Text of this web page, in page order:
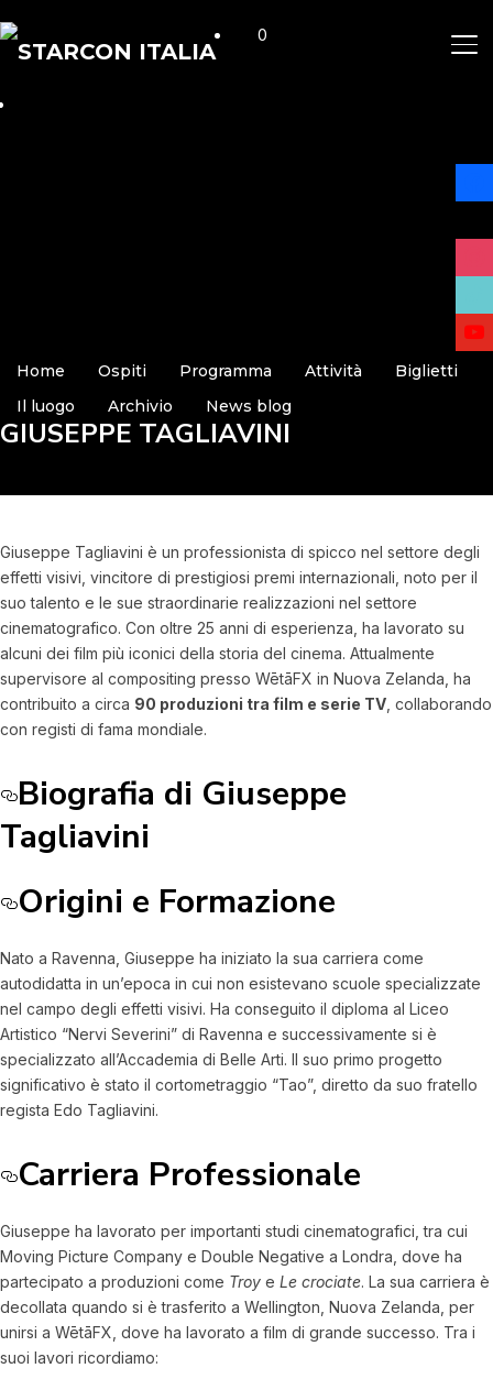
0
Home Ospiti Programma Attività
Biglietti
Il luogo
Archivio News blog
GIUSEPPE TAGLIAVINI
Giuseppe Tagliavini è un professionista di spicco nel settore degli
effetti visivi, vincitore di prestigiosi premi internazionali, noto per il
suo talento e le sue straordinarie realizzazioni nel settore
cinematografico. Con oltre 25 anni di esperienza, ha lavorato su
alcuni dei film più iconici della storia del cinema. Attualmente
supervisore al compositing presso WētāFX in Nuova Zelanda, ha
contribuito a circa 90 produzioni tra film e serie TV , collaborando
con registi di fama mondiale.
Biografia di Giuseppe
Tagliavini
Origini e Formazione
Nato a Ravenna, Giuseppe ha iniziato la sua carriera come
autodidatta in un’epoca in cui non esistevano scuole specializzate
nel campo degli effetti visivi. Ha conseguito il diploma al Liceo
Artistico “Nervi Severini” di Ravenna e successivamente si è
specializzato all’Accademia di Belle Arti. Il suo primo progetto
significativo è stato il cortometraggio “Tao”, diretto da suo fratello
regista Edo Tagliavini.
Carriera Professionale
Giuseppe ha lavorato per importanti studi cinematografici, tra cui
Moving Picture Company e Double Negative a Londra, dove ha
partecipato a produzioni come Troy e Le crociate. La sua carriera è
decollata quando si è trasferito a Wellington, Nuova Zelanda, per
unirsi a WētāFX, dove ha lavorato a film di grande successo. Tra i
suoi lavori ricordiamo: